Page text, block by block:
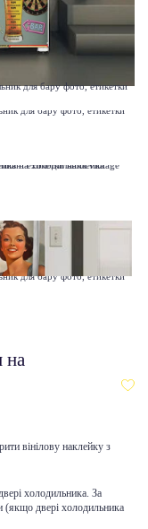
на
вінілову наклейку з
холодильника. За
(якщо двері холодильника